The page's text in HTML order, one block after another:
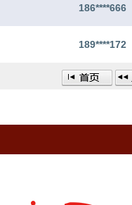
186****666
189****172